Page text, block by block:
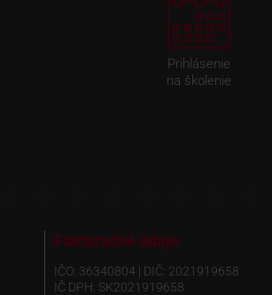
Prihlásenie
na školenie
Fakturačné údaje
IČO: 36340804 | DIČ: 2021919658
IČ DPH: SK2021919658